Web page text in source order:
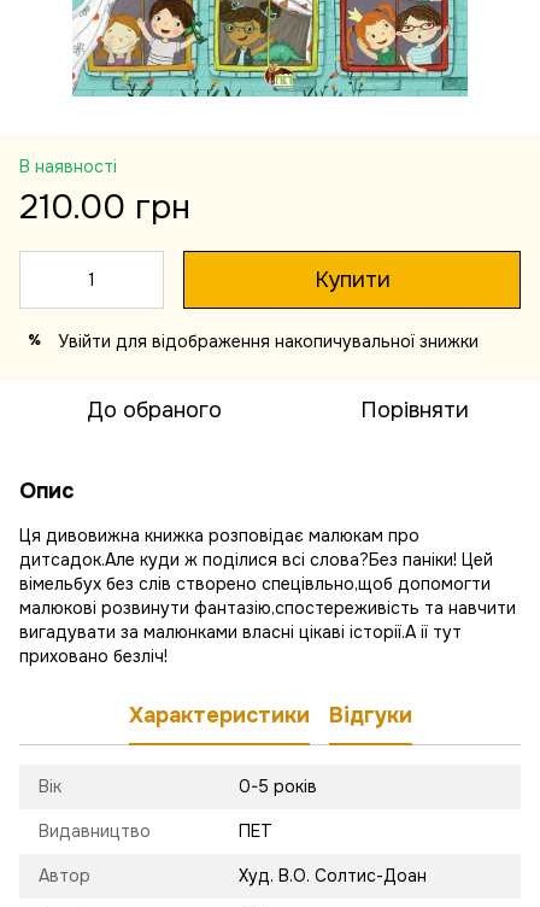
В наявності
210.00 грн
Купити
% Увійти для відображення накопичувальної знижки
До обраного Порівняти
Опис
Ця дивовижна книжка розповідає малюкам про
дитсадок.Але куди ж поділися всі слова?Без паніки! Цей
вімельбух без слів створено спецівльно,щоб допомогти
малюкові розвинути фантазію,спостереживість та навчити
вигадувати за малюнками власні цікаві історії.А ії тут
приховано безліч!
Характеристики Відгуки
Вік 0-5 років
Видавництво ПЕТ
Автор Худ. В.О. Солтис-Доан